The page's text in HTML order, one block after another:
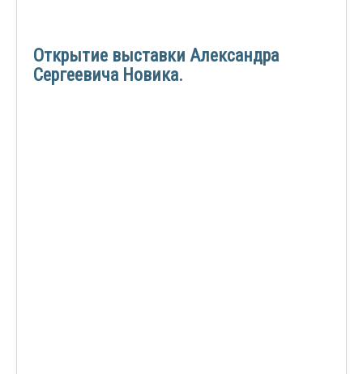
Открытие выставки Александра
Сергеевича Новика.